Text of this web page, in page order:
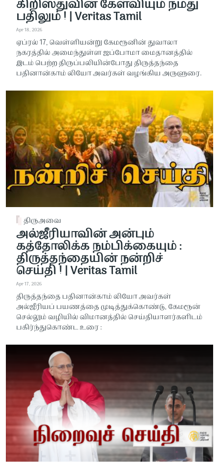
கிறிஸ்துவின் கேள்வியும் நமது
பதிலும் ! | Veritas Tamil
Apr 18, 2026
ஏப்ரல் 17, வெள்ளியன்று கேமரூனின் துவாலா
நகரத்தில் அமைந்துள்ள ஜப்போமா மைதானத்தில்
இடம் பெற்ற திருப்பலியின்போது திருத்தந்தை
பதினான்காம் லியோ அவர்கள் வழங்கிய அருளுரை.
திருஅவை
அல்ஜீரியாவின் அன்பும்
கத்தோலிக்க நம்பிக்கையும் :
திருத்தந்தையின் நன்றிச்
செய்தி ! | Veritas Tamil
Apr 17, 2026
திருத்தந்தை பதினான்காம் லியோ அவர்கள்
அல்ஜீரியப் பயணத்தை முடித்துக்கொண்டு, கேமரூன்
செல்லும் வழியில் விமானத்தில் செய்தியாளர்களிடம்
பகிர்ந்துகொண்ட உரை :